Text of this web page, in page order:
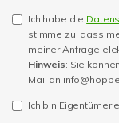
Ich habe die
stimme zu, dass
meiner Anfrage
Hinweis: Sie
Mail an
Ich bin Eigentümer